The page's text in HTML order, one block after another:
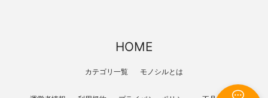
HOME
カテゴリ一覧 モノシルとは